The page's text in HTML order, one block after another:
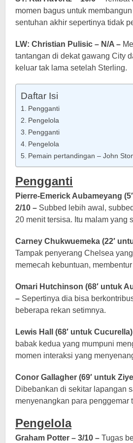
momen bagus untuk
sentuhan akhir sepertinya tidak
LW: Christian Pulisic – N/A –
tantangan di dekat gawang City
keluar tak lama setelah Sterling.
Daftar Isi
Pengganti
Pengelola
Pengganti
Pengelola
Pemain pertandingan – John
Pengganti
Pierre-Emerick Aubameyang
2/10 – Subbed lebih awal,
20 menit tersisa. Itu malam yang
Carney Chukwuemeka (22′
Tampak penyerang Chelsea
memecah kebuntuan,
Omari Hutchinson (68′ untuk
– Sepertinya dia bisa
beberapa rekan setimnya.
Lewis Hall (68′ untuk
babak kedua yang mumpuni
momen interaksi yang
Conor Gallagher (69′ untuk
Dibebankan di sekitar lapangan
menyenangkan para penggemar
Pengelola
Graham Potter – 3/10 – Tugas